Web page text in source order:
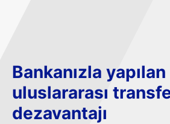
Bankanızla yapılan
uluslararası
dezavantajı